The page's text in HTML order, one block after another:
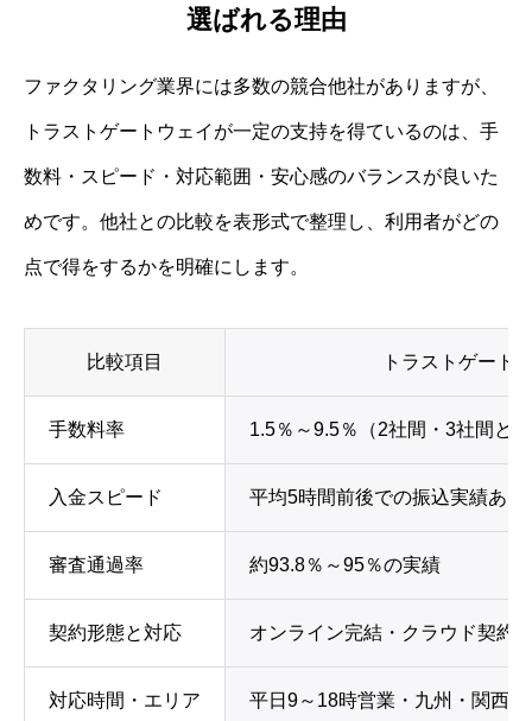
選ばれる理由
ファクタリング業界には多数の競合他社がありますが、
トラストゲートウェイが一定の支持を得ているのは、手
数料・スピード・対応範囲・安心感のバランスが良いた
めです。他社との比較を表形式で整理し、利用者がどの
点で得をするかを明確にします。
比較項目 トラストゲート
手数料率 1.5％～9.5％（2社間・3社間と
入金スピード 平均5時間前後での振込実績あり
審査通過率 約93.8％～95％の実績
契約形態と対応 オンライン完結・クラウド契約
対応時間・エリア 平日9～18時営業・九州・関西